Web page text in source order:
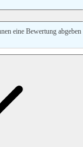
eine Bewertung abgeben